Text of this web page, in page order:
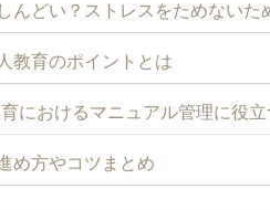
んどい？ストレスをためないた
教育のポイントとは
におけるマニュアル管理に役立
め方やコツまとめ